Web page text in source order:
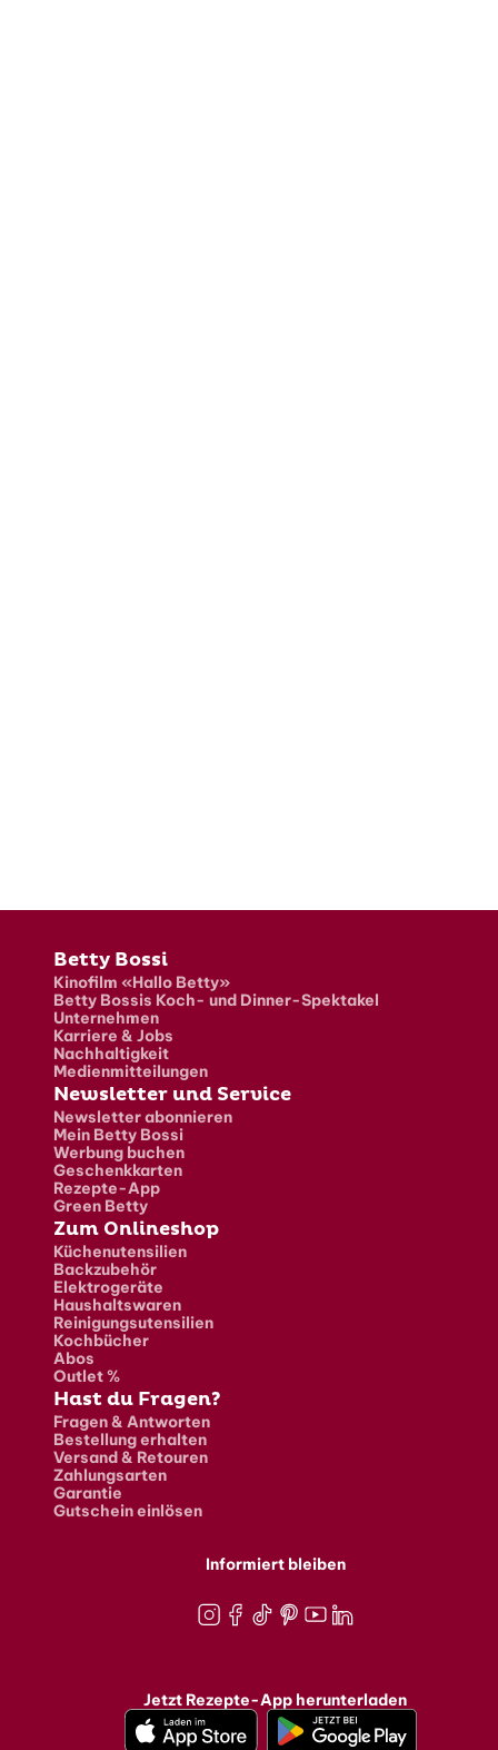
Fusszeile
Betty Bossi
Kinofilm «Hallo Betty»
Betty Bossis Koch- und Dinner-Spektakel
Unternehmen
Karriere & Jobs
Nachhaltigkeit
Medienmitteilungen
Newsletter und Service
Newsletter abonnieren
Mein Betty Bossi
Werbung buchen
Geschenkkarten
Rezepte-App
Green Betty
Zum Onlineshop
Küchenutensilien
Backzubehör
Elektrogeräte
Haushaltswaren
Reinigungsutensilien
Kochbücher
Abos
Outlet %
Hast du Fragen?
Fragen & Antworten
Bestellung erhalten
Versand & Retouren
Zahlungsarten
Garantie
Gutschein einlösen
Informiert bleiben
Jetzt Rezepte-App herunterladen